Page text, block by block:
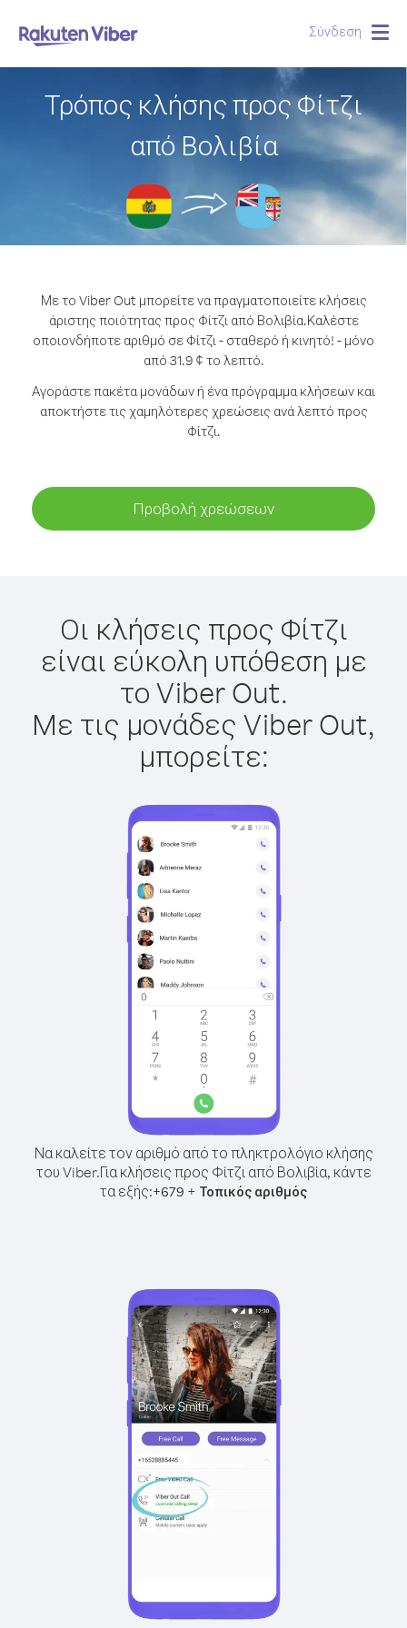
Σύνδεση
Τρόπος κλήσης προς Φίτζι
από Βολιβία
Με το Viber Out μπορείτε να πραγματοποιείτε κλήσεις
άριστης ποιότητας προς Φίτζι από Βολιβία.Καλέστε
οποιονδήποτε αριθμό σε Φίτζι - σταθερό ή κινητό! - μόνο
από 31.9 ¢ το λεπτό.
Αγοράστε πακέτα μονάδων ή ένα πρόγραμμα κλήσεων και
αποκτήστε τις χαμηλότερες χρεώσεις ανά λεπτό προς
Φίτζι.
Προβολή χρεώσεων
Οι κλήσεις προς Φίτζι
είναι εύκολη υπόθεση με
το Viber Out.
Με τις μονάδες Viber Out,
μπορείτε:
Να καλείτε τον αριθμό από το πληκτρολόγιο κλήσης
του Viber.Για κλήσεις προς Φίτζι από Βολιβία, κάντε
τα εξής:+679 + Τοπικός αριθμός